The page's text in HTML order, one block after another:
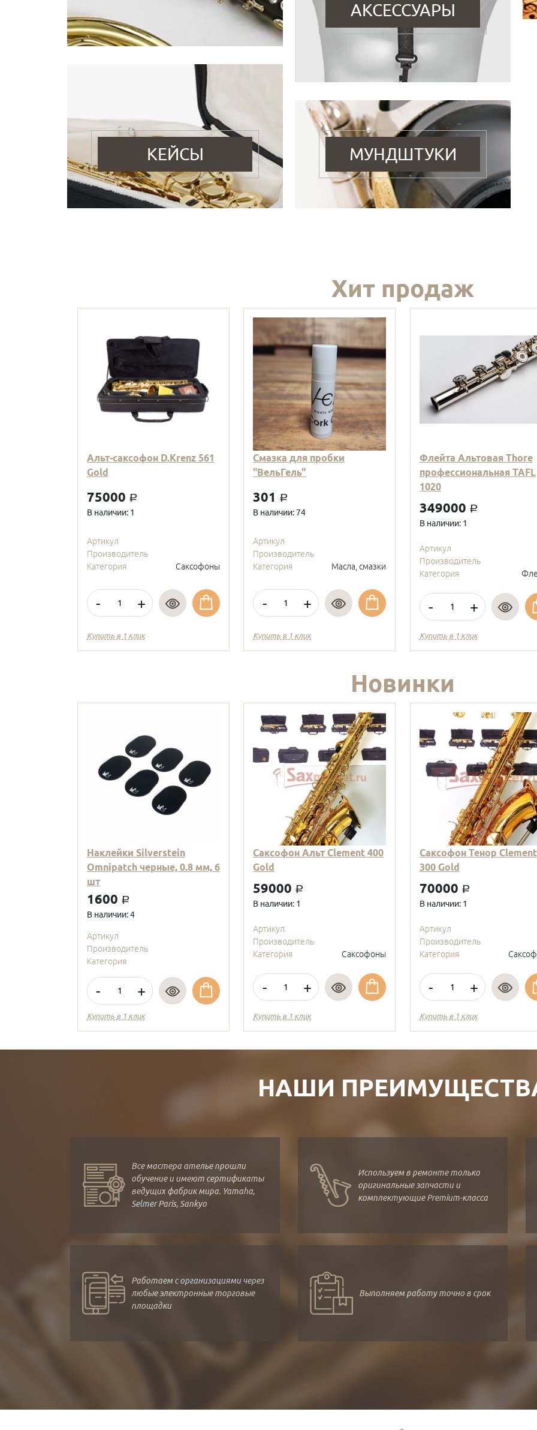
КЕЙСЫ
АКСЕССУАРЫ
МУНДШТУКИ
Хит продаж
Альт-саксофон D.Krenz 561
Gold
75000 a
В наличии: 1
Артикул
Производитель
Категория
Саксофоны
- +
Купить в 1 клик
Смазка для пробки
"ВельГель"
301 a
В наличии: 74
Артикул
Производитель
Категория
Масла, смазки
- +
Купить в 1 клик
Флейта Альтовая Thore
профессиональная TAFL
1020
349000 a
В наличии: 1
Артикул
Производитель
Категория
- +
Купить в 1 клик
Новинки
Наклейки Silverstein
Omnipatch черные, 0.8 мм, 6
шт
1600 a
В наличии: 4
Артикул
Производитель
Категория
- +
Купить в 1 клик
Саксофон Альт Clement 400
Gold
59000 a
В наличии: 1
Артикул
Производитель
Категория
Саксофоны
- +
Купить в 1 клик
Саксофон Тенор Clement
300 Gold
70000 a
В наличии: 1
Артикул
Производитель
Категория
- +
Купить в 1 клик
НАШИ
Все мастера ателье прошли
обучение и имеют сертификаты
ведущих фабрик мира. Yamaha,
Selmer Paris, Sankyo
Используем в ремонте только
оригинальные запчасти и
комплектующие Premium-класса
Работаем с организациями через
любые электронные торговые
площадки
Выполняем работу точно в срок